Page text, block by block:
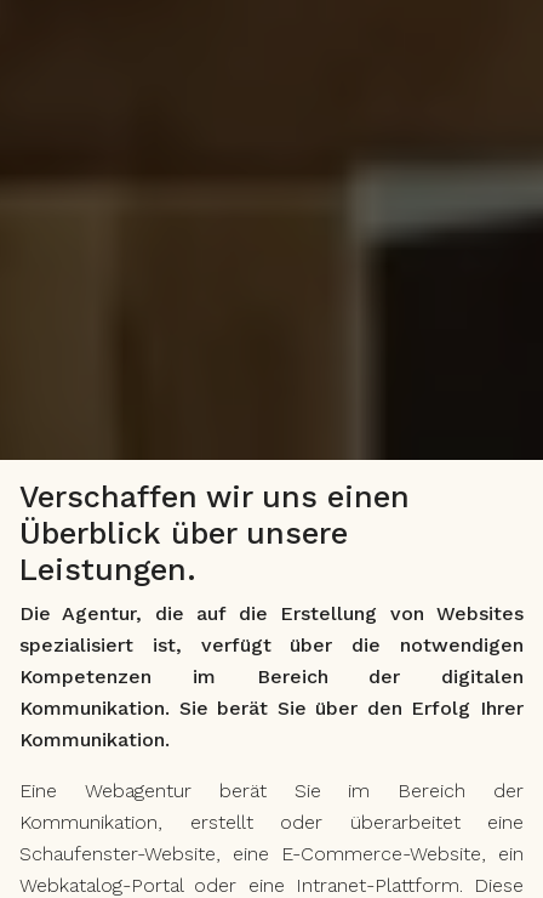
Verschaffen wir uns einen
Überblick über unsere
Leistungen.
Die Agentur, die auf die Erstellung von Websites
spezialisiert ist, verfügt über die notwendigen
Kompetenzen im Bereich der digitalen
Kommunikation. Sie berät Sie über den Erfolg Ihrer
Kommunikation.
Eine Webagentur berät Sie im Bereich der
Kommunikation, erstellt oder überarbeitet eine
Schaufenster-Website, eine E-Commerce-Website, ein
Webkatalog-Portal oder eine Intranet-Plattform. Diese